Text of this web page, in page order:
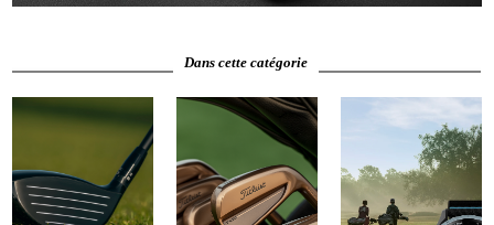
Dans cette catégorie